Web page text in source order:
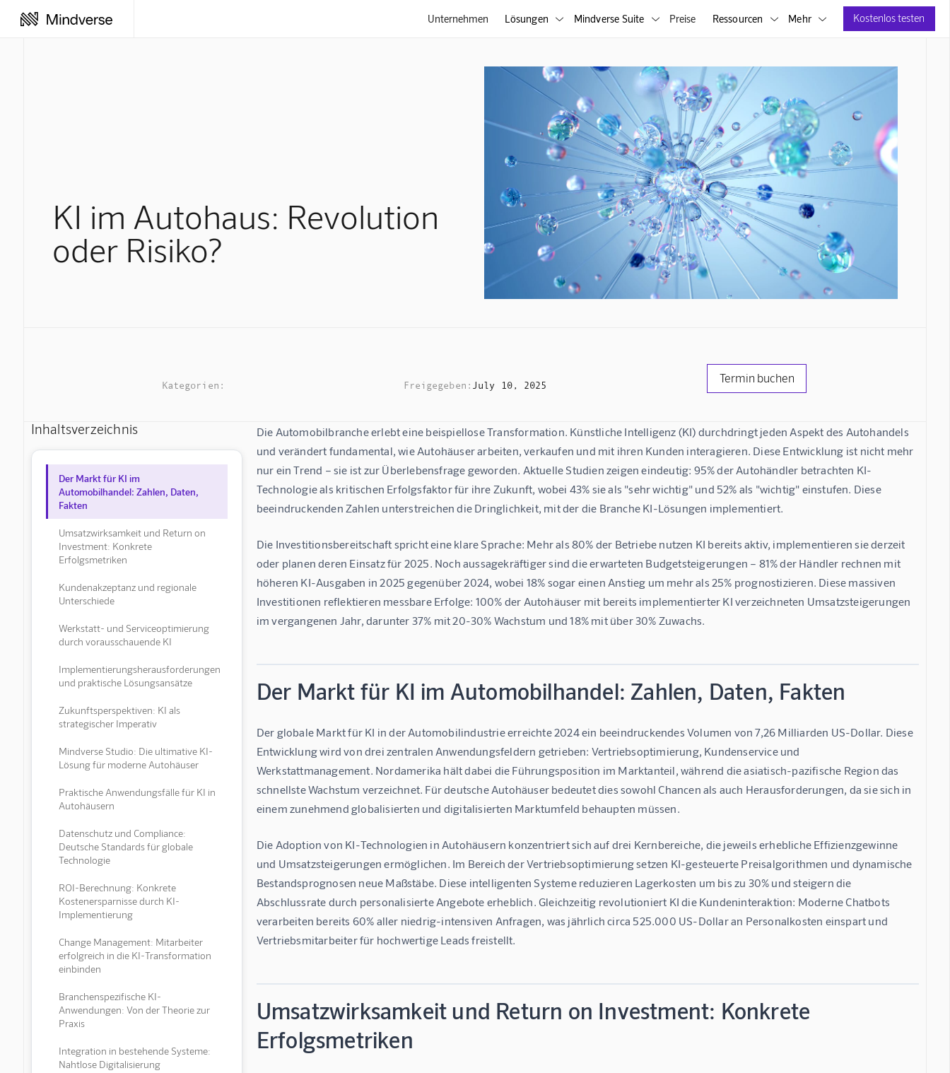
Unternehmen Lösungen  Mindverse Suite  Preise Ressourcen  Mehr  Kostenlos testen
KI im Autohaus: Revolution
oder Risiko?
Kategorien: Freigegeben: July 10, 2025
Termin buchen
Inhaltsverzeichnis
Der Markt für KI im
Automobilhandel: Zahlen, Daten,
Fakten
Umsatzwirksamkeit und Return on
Investment: Konkrete
Erfolgsmetriken
Kundenakzeptanz und regionale
Unterschiede
Werkstatt- und Serviceoptimierung
durch vorausschauende KI
Implementierungsherausforderungen
und praktische Lösungsansätze
Zukunftsperspektiven: KI als
strategischer Imperativ
Mindverse Studio: Die ultimative KI-
Lösung für moderne Autohäuser
Praktische Anwendungsfälle für KI in
Autohäusern
Datenschutz und Compliance:
Deutsche Standards für globale
Technologie
ROI-Berechnung: Konkrete
Kostenersparnisse durch KI-
Implementierung
Change Management: Mitarbeiter
erfolgreich in die KI-Transformation
einbinden
Branchenspezifische KI-
Anwendungen: Von der Theorie zur
Praxis
Integration in bestehende Systeme:
Nahtlose Digitalisierung
Die Automobilbranche erlebt eine beispiellose Transformation. Künstliche Intelligenz (KI) durchdringt jeden Aspekt des Autohandels
und verändert fundamental, wie Autohäuser arbeiten, verkaufen und mit ihren Kunden interagieren. Diese Entwicklung ist nicht mehr
nur ein Trend – sie ist zur Überlebensfrage geworden. Aktuelle Studien zeigen eindeutig: 95% der Autohändler betrachten KI-
Technologie als kritischen Erfolgsfaktor für ihre Zukunft, wobei 43% sie als "sehr wichtig" und 52% als "wichtig" einstufen. Diese
beeindruckenden Zahlen unterstreichen die Dringlichkeit, mit der die Branche KI-Lösungen implementiert.
Die Investitionsbereitschaft spricht eine klare Sprache: Mehr als 80% der Betriebe nutzen KI bereits aktiv, implementieren sie derzeit
oder planen deren Einsatz für 2025. Noch aussagekräftiger sind die erwarteten Budgetsteigerungen – 81% der Händler rechnen mit
höheren KI-Ausgaben in 2025 gegenüber 2024, wobei 18% sogar einen Anstieg um mehr als 25% prognostizieren. Diese massiven
Investitionen reflektieren messbare Erfolge: 100% der Autohäuser mit bereits implementierter KI verzeichneten Umsatzsteigerungen
im vergangenen Jahr, darunter 37% mit 20-30% Wachstum und 18% mit über 30% Zuwachs.
Der Markt für KI im Automobilhandel: Zahlen, Daten, Fakten
Der globale Markt für KI in der Automobilindustrie erreichte 2024 ein beeindruckendes Volumen von 7,26 Milliarden US-Dollar. Diese
Entwicklung wird von drei zentralen Anwendungsfeldern getrieben: Vertriebsoptimierung, Kundenservice und
Werkstattmanagement. Nordamerika hält dabei die Führungsposition im Marktanteil, während die asiatisch-pazifische Region das
schnellste Wachstum verzeichnet. Für deutsche Autohäuser bedeutet dies sowohl Chancen als auch Herausforderungen, da sie sich in
einem zunehmend globalisierten und digitalisierten Marktumfeld behaupten müssen.
Die Adoption von KI-Technologien in Autohäusern konzentriert sich auf drei Kernbereiche, die jeweils erhebliche Effizienzgewinne
und Umsatzsteigerungen ermöglichen. Im Bereich der Vertriebsoptimierung setzen KI-gesteuerte Preisalgorithmen und dynamische
Bestandsprognosen neue Maßstäbe. Diese intelligenten Systeme reduzieren Lagerkosten um bis zu 30% und steigern die
Abschlussrate durch personalisierte Angebote erheblich. Gleichzeitig revolutioniert KI die Kundeninteraktion: Moderne Chatbots
verarbeiten bereits 60% aller niedrig-intensiven Anfragen, was jährlich circa 525.000 US-Dollar an Personalkosten einspart und
Vertriebsmitarbeiter für hochwertige Leads freistellt.
Umsatzwirksamkeit und Return on Investment: Konkrete
Erfolgsmetriken